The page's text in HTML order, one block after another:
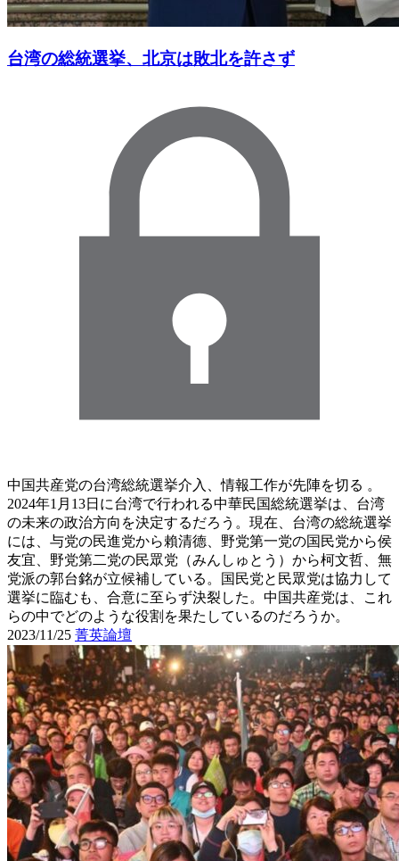
台湾の総統選挙、北京は敗北を許さず
中国共産党の台湾総統選挙介入、情報工作が先陣を切る 。
2024年1月13日に台湾で行われる中華民国総統選挙は、台湾
の未来の政治方向を決定するだろう。現在、台湾の総統選挙
には、与党の民進党から賴清德、野党第一党の国民党から侯
友宜、野党第二党の民眾党（みんしゅとう）から柯文哲、無
党派の郭台銘が立候補している。国民党と民眾党は協力して
選挙に臨むも、合意に至らず決裂した。中国共産党は、これ
らの中でどのような役割を果たしているのだろうか。
2023/11/25 菁英論壇